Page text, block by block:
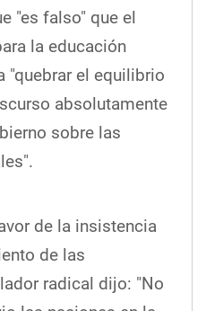
"es falso" que el
la educación
"quebrar el equilibrio
absolutamente
sobre las
de la insistencia
de las
radical dijo: "No